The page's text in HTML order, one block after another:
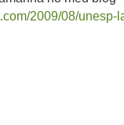
2009/08/unesp-